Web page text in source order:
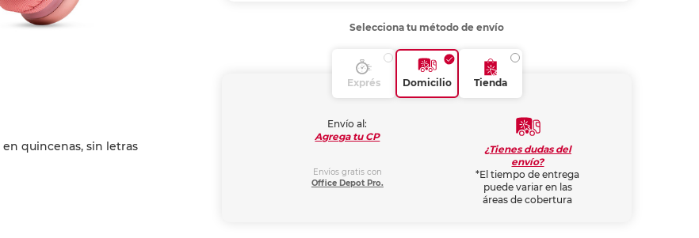
Selecciona tu método de envío
Exprés Domicilio Tienda
Envío al:
Agrega tu CP
Envíos gratis con
Office Depot Pro.
¿Tienes dudas del
envío?
*El tiempo de entrega
puede variar en las
áreas de cobertura